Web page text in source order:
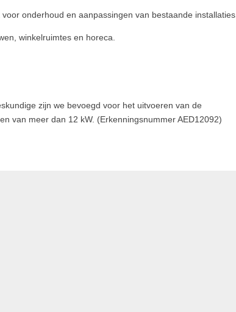
onderhoud en aanpassingen van bestaande installaties.
winkelruimtes en horeca.
zijn we bevoegd voor het uitvoeren van de
van meer dan 12 kW. (Erkenningsnummer AED12092)